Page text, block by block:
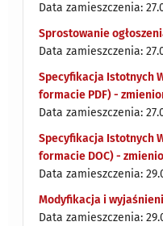
Data zamieszczenia:
Sprostowanie
Data zamieszczenia:
Specyfikacja Istotnych
formacie PDF) -
Data zamieszczenia:
Specyfikacja Istotnych
formacie DOC) -
Data zamieszczenia:
Modyfikacja i
Data zamieszczenia: